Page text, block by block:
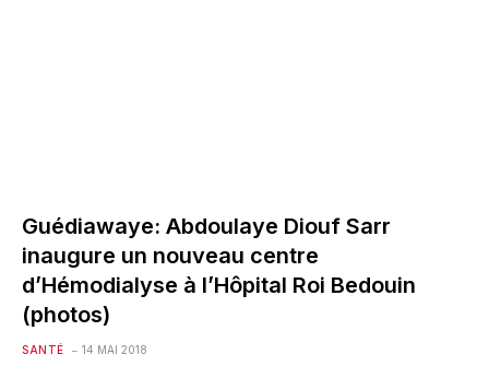
Guédiawaye: Abdoulaye Diouf Sarr
inaugure un nouveau centre
d’Hémodialyse à l’Hôpital Roi Bedouin
(photos)
SANTÉ 14 MAI 2018